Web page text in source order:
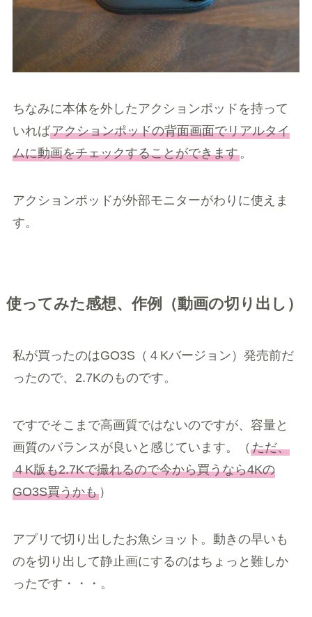
ちなみに本体を外したアクションポッドを持って
いればアクションポッドの背面画面でリアルタイ
ムに動画をチェックすることができます。
アクションポッドが外部モニターがわりに使えま
す。
使ってみた感想、作例（動画の切り出し）
私が買ったのはGO3S（４Kバージョン）発売前だ
ったので、2.7Kのものです。
ですでそこまで高画質ではないのですが、容量と
画質のバランスが良いと感じています。（ ただ、
４K版も2.7Kで撮れるので今から買うなら4Kの
GO3S買うかも）
アプリで切り出したお魚ショット。動きの早いも
のを切り出して静止画にするのはちょっと難しか
ったです・・・。